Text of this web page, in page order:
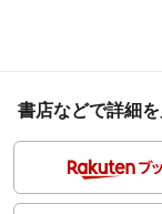
書店などで詳細